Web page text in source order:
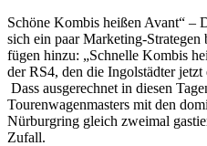
Schöne Kombis heißen Avant“ –
sich ein paar Marketing-
fügen hinzu: „Schnelle Kombis
der RS4, den die Ingolstädter
Dass ausgerechnet in diesen
Tourenwagenmasters mit den
Nürburgring gleich zweimal
Zufall.